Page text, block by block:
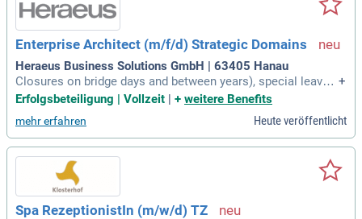
Enterprise Architect (m/f/d) Strategic Domains
Heraeus Business Solutions GmbH | 63405 Hanau
Closures on bridge days and between years), special leave f
or special occasions, life phase account for paid time off
(e.g. sabbatical, earlier retirement); Additional benefits – su
bsidized public transport, discounts in many (online) stores,
company medical
+
Erfolgsbeteiligung | Vollzeit | + weitere Benefits
mehr erfahren Heute veröffentlicht
Spa RezeptionistIn (m/w/d) TZ